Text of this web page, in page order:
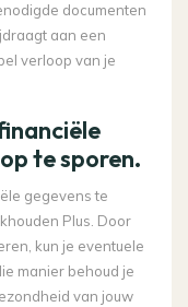
documenten
aan een
verloop van je
te sporen.
gegevens te
Plus. Door
kun je eventuele
manier behoud je
van jouw